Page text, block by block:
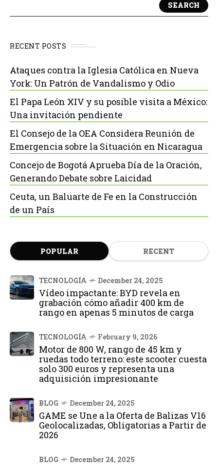
SEARCH
RECENT POSTS
Ataques contra la Iglesia Católica en Nueva
York: Un Patrón de Vandalismo y Odio
El Papa León XIV y su posible visita a México:
Una invitación pendiente
El Consejo de la OEA Considera Reunión de
Emergencia sobre la Situación en Nicaragua
Concejo de Bogotá Aprueba Día de la Oración,
Generando Debate sobre Laicidad
Ceuta, un Baluarte de Fe en la Construcción
de un País
POPULAR RECENT
TECNOLOGÍA December 24, 2025
Vídeo impactante: BYD revela en
grabación cómo añadir 400 km de
rango en apenas 5 minutos de carga
TECNOLOGÍA February 9, 2026
Motor de 800 W, rango de 45 km y
ruedas todo terreno: este scooter cuesta
solo 300 euros y representa una
adquisición impresionante
BLOG December 24, 2025
GAME se Une a la Oferta de Balizas V16
Geolocalizadas, Obligatorias a Partir de
2026
BLOG December 24, 2025